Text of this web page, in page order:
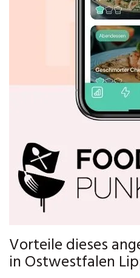
Vorteile dieses
in Ostwestfalen